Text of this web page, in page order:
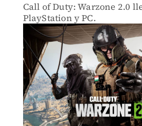
Call of Duty: Warzone 2.0
PlayStation y PC.